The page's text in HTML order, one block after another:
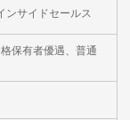
ンサイドセールス
保有者優遇、普通